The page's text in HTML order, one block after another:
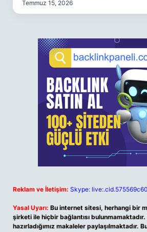
Temmuz 15, 2026
Reklam ve İletişim: Skype:
Yasal Uyarı: Bu internet sitesi, herhangi bir
şirketi ile hiçbir bağlantısı
hazırladığımız makaleler paylaşılmaktadır.